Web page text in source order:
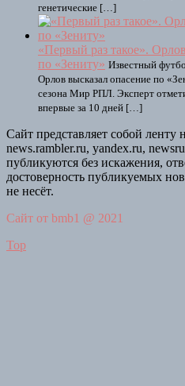
генетические […]
«Первый раз такое».
по «Зениту» Известный
Орлов высказал опасение по
сезона Мир РПЛ. Эксперт
впервые за 10 дней […]
Сайт представляет собой ленту
news.rambler.ru, yandex.ru,
публикуются без искажения,
достоверность публикуемых
не несёт.
Сайт от bmb1 @ 2021
Top